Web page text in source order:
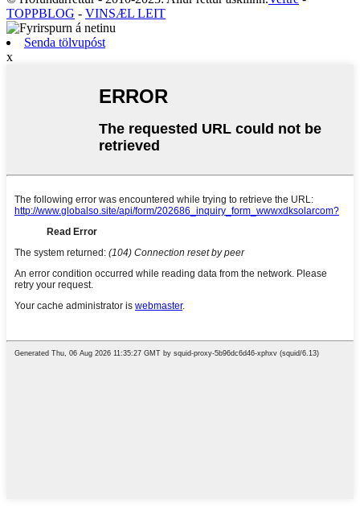
TOPPBLOG - VINSÆL LEIT
Senda tölvupóst
x